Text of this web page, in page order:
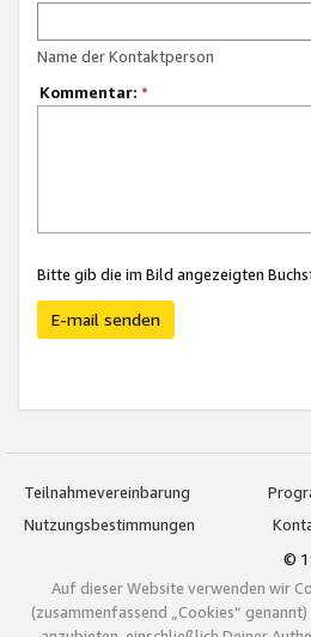
Name der Kontaktperson
Kommentar: *
Bitte gib die im Bild angezeigten
E-mail senden
Teilnahmevereinbarung
Nutzungsbestimmungen
©
Auf dieser Website verwenden wir
(zusammenfassend „Cookies“